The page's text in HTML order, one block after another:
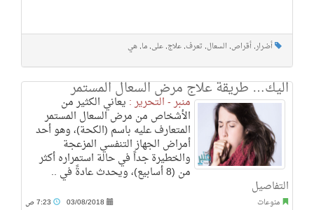
أضرار, أقراص, السعال, تعرف, علاج, على, ما, هي
اليك… طريقة علاج مرض السعال المستمر
منبر - التحرير : يعاني الكثير من
الأشخاص من مرض السعال المستمر
المتعارف عليه باسم (الكحة)، وهو أحد
أمراض الجهاز التنفسي المزعجة
والخطيرة جداً في حالة استمراره أكثر
من (8 أسابيع)، ويحدث عادةً في ..
التفاصيل
منوعات 03/08/2018